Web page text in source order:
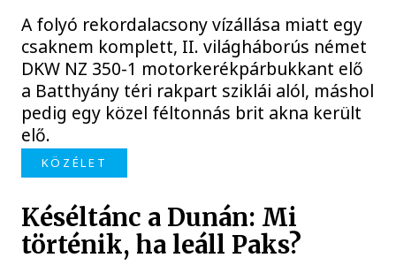
A folyó rekordalacsony vízállása miatt egy
csaknem komplett, II. világháborús német
DKW NZ 350-1 motorkerékpárbukkant elő
a Batthyány téri rakpart sziklái alól, máshol
pedig egy közel féltonnás brit akna került
elő.
KÖZÉLET
Késéltánc a Dunán: Mi
történik, ha leáll Paks?